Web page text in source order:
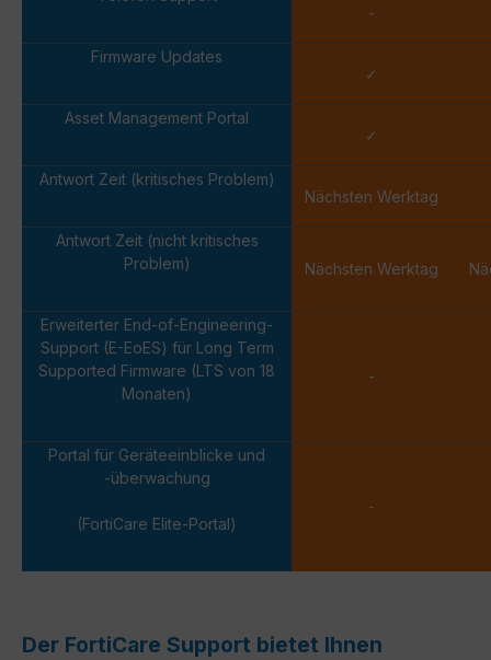
-
Firmware Updates
✓
Asset Management Portal
✓
Antwort Zeit (kritisches Problem)
Nächsten Werktag
Antwort Zeit (nicht kritisches
Problem)
Nächsten Werktag
Erweiterter End-of-Engineering-
Support (E-EoES) für Long Term
Supported Firmware (LTS von 18
Monaten)
-
Portal für Geräteeinblicke und
-überwachung
(FortiCare Elite-Portal)
-
Der FortiCare Support bietet Ihnen